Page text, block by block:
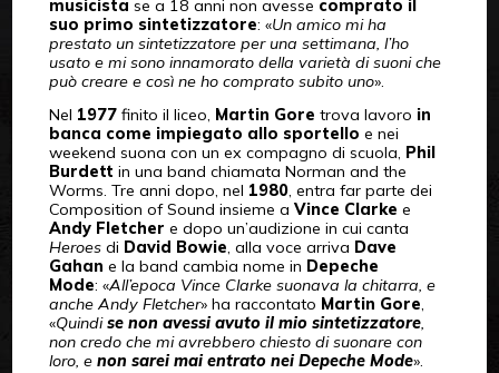
musicista se a 18 anni non avesse comprato il
suo primo sintetizzatore: «Un amico mi ha
prestato un sintetizzatore per una settimana, l’ho
usato e mi sono innamorato della varietà di suoni che
può creare e così ne ho comprato subito uno».
Nel 1977finito il liceo, Martin Gore trova lavoro in
banca come impiegato allo sportello e nei
weekend suona con un ex compagno di scuola, Phil
Burdett in una band chiamata Norman and the
Worms. Tre anni dopo, nel 1980, entra far parte dei
Composition of Sound insieme a Vince Clarke e
Andy Fletcher e dopo un’audizione in cui canta
Heroesdi David Bowie, alla voce arriva Dave
Gahan e la band cambia nome in Depeche
Mode: «All’epoca Vince Clarke suonava la chitarra, e
anche Andy Fletcher» ha raccontato Martin Gore,
«Quindise non avessi avuto il mio sintetizzatore,
non credo che mi avrebbero chiesto di suonare con
loro, e non sarei mai entrato nei Depeche Mode».